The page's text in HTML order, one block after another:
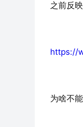
之前反
https://
为啥不